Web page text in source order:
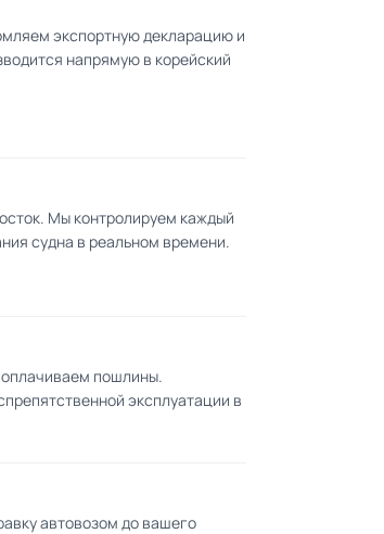
экспортную декларацию и
напрямую в корейский
Мы контролируем каждый
судна в реальном времени.
пошлины.
эксплуатации в
автовозом до вашего